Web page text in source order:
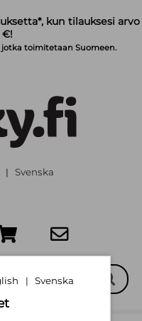
kun tilauksesi arvo
€!
jotka toimitetaan Suomeen.
| Svenska
| Svenska